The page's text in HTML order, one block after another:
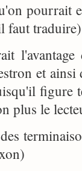
pourrait
faut traduire)
et
figure
plus le